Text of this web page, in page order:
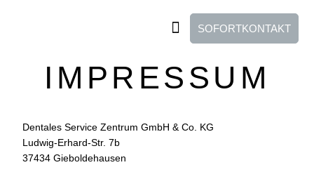
SOFORTKONTAKT
IMPRESSUM
Dentales Service Zentrum GmbH & Co. KG
Ludwig-Erhard-Str. 7b
37434 Gieboldehausen